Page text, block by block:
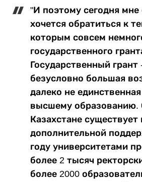
"И поэтому сегодня мне
хочется обратиться к
которым совсем
государственного
Государственный грант
безусловно большая
далеко не
высшему образованию.
Казахстане существует
дополнительной
году университетами
более 2 тысяч
более 2000